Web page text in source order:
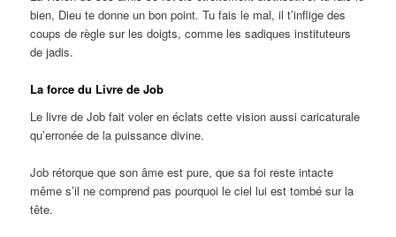
bien, Dieu te donne un bon point. Tu fais le mal, il t’inflige des
coups de règle sur les doigts, comme les sadiques instituteurs
de jadis.
La force du Livre de Job
Le livre de Job fait voler en éclats cette vision aussi caricaturale
qu’erronée de la puissance divine.
Job rétorque que son âme est pure, que sa foi reste intacte
même s’il ne comprend pas pourquoi le ciel lui est tombé sur la
tête.